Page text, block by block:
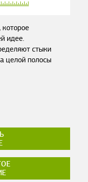
идее.
стыки
целой полосы